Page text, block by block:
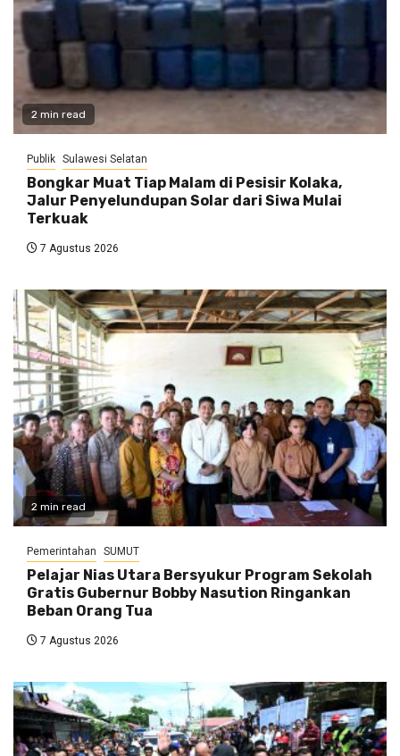
2 min read
Publik Sulawesi Selatan
Bongkar Muat Tiap Malam di Pesisir Kolaka,
Jalur Penyelundupan Solar dari Siwa Mulai
Terkuak
7 Agustus 2026
2 min read
Pemerintahan SUMUT
Pelajar Nias Utara Bersyukur Program Sekolah
Gratis Gubernur Bobby Nasution Ringankan
Beban Orang Tua
7 Agustus 2026